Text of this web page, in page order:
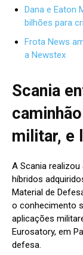
Dana e Eaton
bilhões para
Frota News
a Newstex
Scania
militar, e
A Scania
híbridos
Material de
o conhecimento
aplicações
Eurosatory, em
defesa.